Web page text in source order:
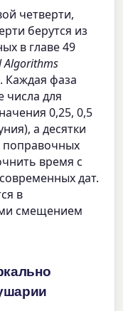
четверти,
берутся из
в главе 49
Algorithms
Каждая фаза
числа для
0,25, 0,5
а десятки
поправочных
время с
дат.
в
смещением